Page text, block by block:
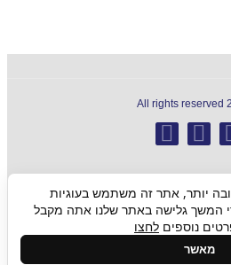
יותר, אתר זה משתמש בעוגיות
המשך גלישה באתר שלנו אתה מקבל
נוספים לחצו
מאשר